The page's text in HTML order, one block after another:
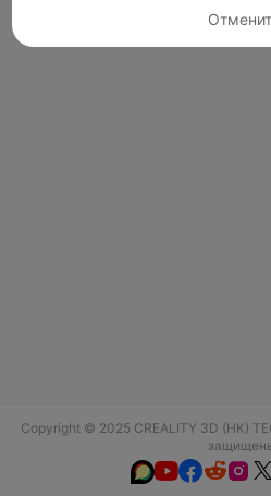
Copyright © 2025 CREALITY 3D (HK)
 